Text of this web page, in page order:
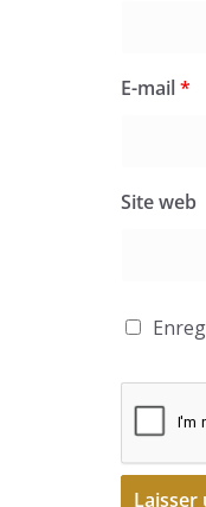
E-mail*
Site web